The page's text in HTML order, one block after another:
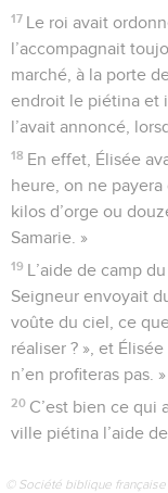
17 Le roi avait
l’accompagnait
marché, à la porte
endroit le piétina et
l’avait annoncé,
18 En effet, Élisée
heure, on ne
kilos d’orge ou
Samarie. »
19 L’aide de camp
Seigneur envoyait
voûte du ciel, ce
réaliser ? », et
n’en profiteras pas. »
20 C’est bien ce qui
ville piétina l’aide
© Société biblique française